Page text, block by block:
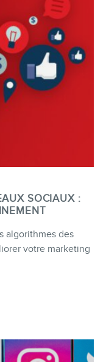
SOCIAUX :
algorithmes des
votre marketing